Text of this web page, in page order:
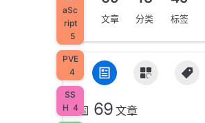
aSc
ript
5
PVE
4
SS
H 4
文章 分类 标签
69 文章